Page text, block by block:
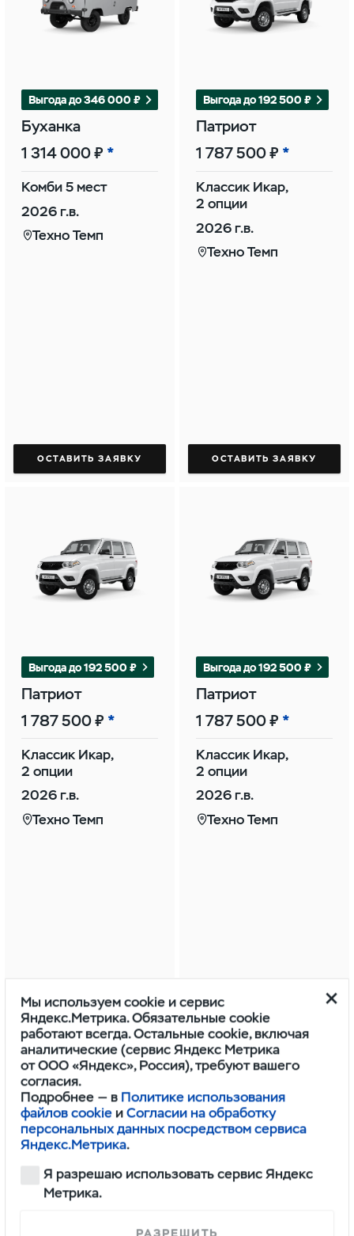
Выгода до 346 000 ₽
Буханка
1 314 000 ₽
Комби 5 мест
2026 г.в.
Техно Темп
ОСТАВИТЬ ЗАЯВКУ
Выгода до 192 500 ₽
Патриот
1 787 500 ₽
Классик Икар,
2 опции
2026 г.в.
Техно Темп
ОСТАВИТЬ ЗАЯВКУ
Выгода до 192 500 ₽
Патриот
1 787 500 ₽
Классик Икар,
2 опции
2026 г.в.
Техно Темп
ОСТАВИТЬ ЗАЯВКУ
Выгода до 192 500 ₽
Патриот
1 787 500 ₽
Классик Икар,
2 опции
2026 г.в.
Техно Темп
ОСТАВИТЬ ЗАЯВКУ
Мы используем cookie и сервис
Яндекс.Метрика. Обязательные cookie
работают всегда. Остальные cookie, включая
аналитические (сервис Яндекс Метрика
от ООО «Яндекс», Россия), требуют вашего
согласия.
Подробнее — в Политике использования
файлов cookie иСогласии на обработку
персональных данных посредством сервиса
Яндекс.Метрика.
Я разрешаю использовать сервис Яндекс
Метрика.